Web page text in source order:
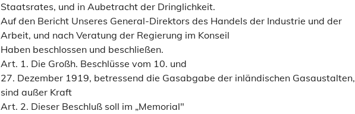
Staatsrates, und in Aubetracht der Dringlichkeit.
Auf den Bericht Unseres General-Direktors des Handels der Industrie und der
Arbeit, und nach Veratung der Regierung im Konseil
Haben beschlossen und beschließen.
Art. 1. Die Großh. Beschlüsse vom 10. und
27. Dezember 1919, betressend die Gasabgabe der inländischen Gasaustalten,
sind außer Kraft
Art. 2. Dieser Beschluß soll im „Memorial"